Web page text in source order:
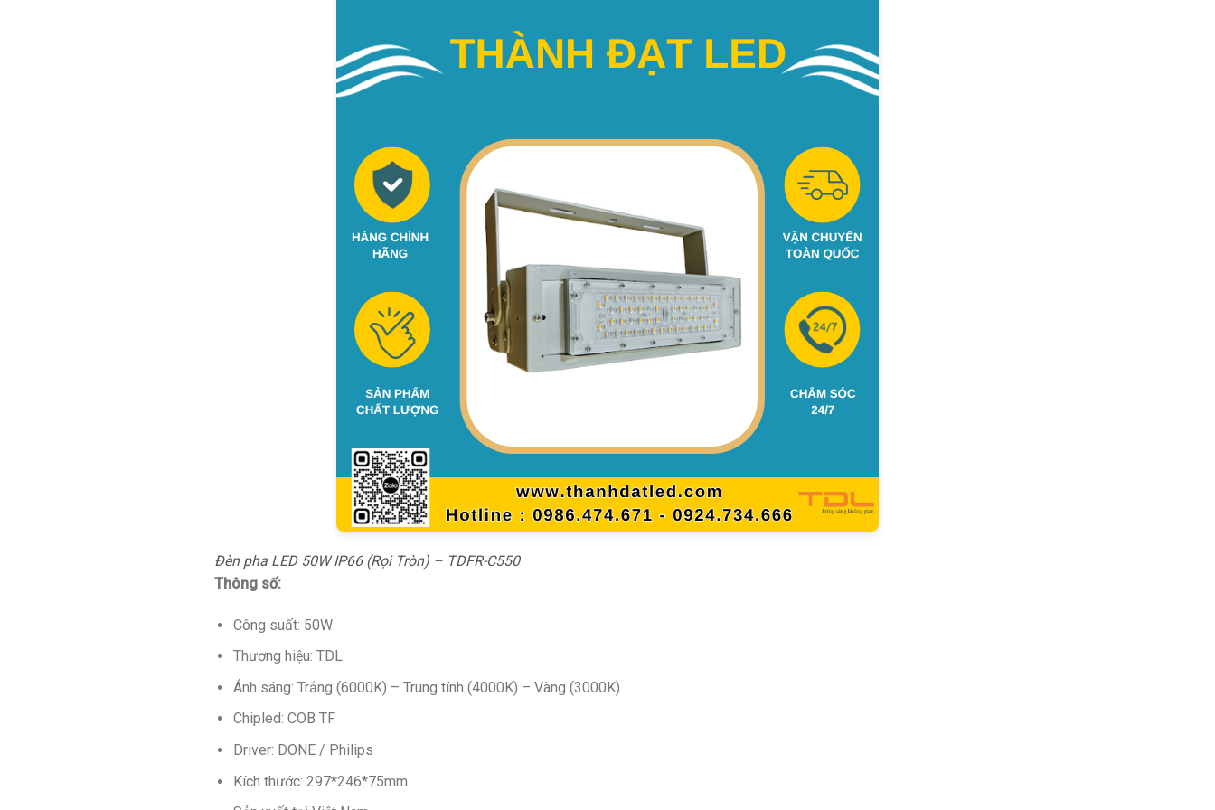
Đèn pha LED 50W IP66 (Rọi Tròn) – TDFR-C550
Thông số:
Công suất: 50W
Thương hiệu: TDL
Ánh sáng: Trắng (6000K) – Trung tính (4000K) – Vàng (3000K)
Chipled: COB TF
Driver: DONE / Philips
Kích thước: 297*246*75mm